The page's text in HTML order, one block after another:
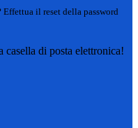
Effettua il reset della password
di posta elettronica!